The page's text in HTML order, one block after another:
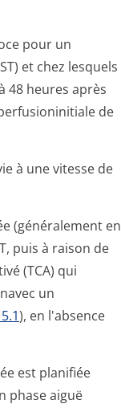
pour un
et chez lesquels
48 heures après
de
à une vitesse de
(généralement en
puis à raison de
(TCA) qui
un
), en l'absence
est planifiée
phase aiguë